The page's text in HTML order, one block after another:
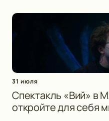
31 июля
Спектакль «Вий» в
откройте для себя